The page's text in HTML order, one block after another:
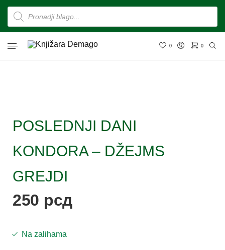
0 0
POSLEDNJI DANI
KONDORA – DŽEJMS
GREJDI
250 рсд
Na zalihama